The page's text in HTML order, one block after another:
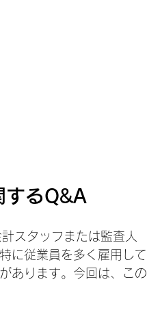
するQ&A
スタッフまたは監査人
に従業員を多く雇用して
あります。今回は、この